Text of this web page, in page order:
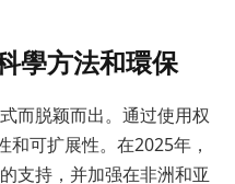
學方法和環保
而脱颖而出。通过使用权
可扩展性。在2025年，
支持，并加强在非洲和亚